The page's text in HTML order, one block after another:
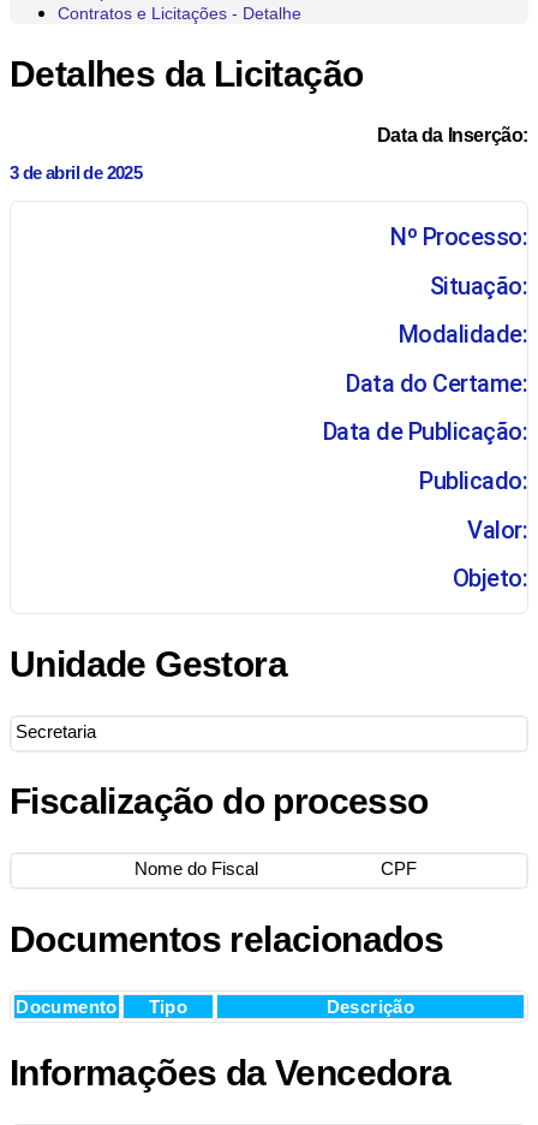
Contratos e Licitações - Detalhe
Detalhes da Licitação
Data da Inserção:
3 de abril de 2025
Nº Processo:
Situação:
Modalidade:
Data do Certame:
Data de Publicação:
Publicado:
Valor:
Objeto:
Unidade Gestora
Secretaria
Fiscalização do processo
Nome do Fiscal CPF
Documentos relacionados
Documento Tipo Descrição
Informações da Vencedora